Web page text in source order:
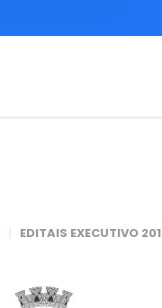
EDITAIS EXECUTIVO